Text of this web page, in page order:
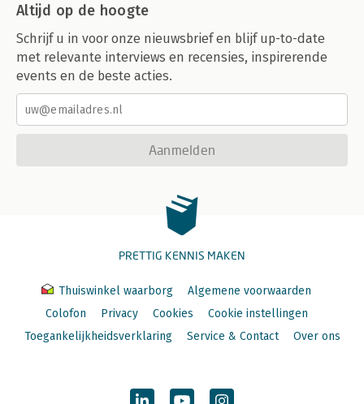
Altijd op de hoogte
Schrijf u in voor onze nieuwsbrief en blijf up-to-date
met relevante interviews en recensies, inspirerende
events en de beste acties.
Aanmelden
PRETTIG KENNIS MAKEN
Thuiswinkel waarborg
Algemene voorwaarden
Colofon
Privacy Cookies
Cookie instellingen
Toegankelijkheidsverklaring
Service & Contact Over ons